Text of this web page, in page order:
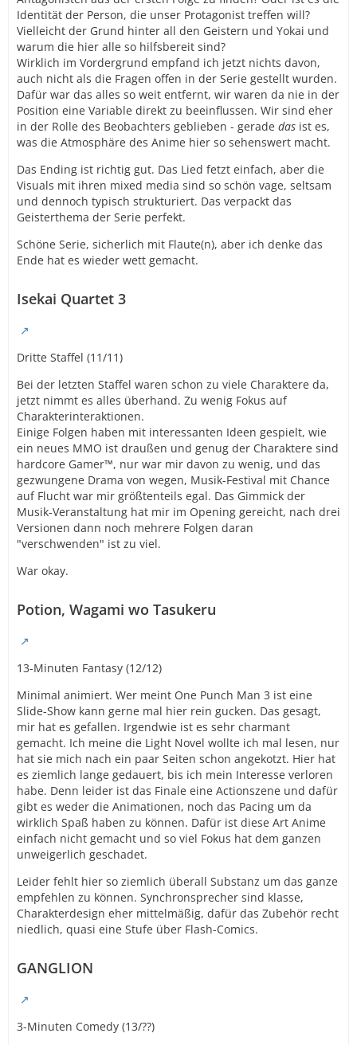
Identität der Person, die unser Protagonist treffen will?
Vielleicht der Grund hinter all den Geistern und Yokai und
warum die hier alle so hilfsbereit sind?
Wirklich im Vordergrund empfand ich jetzt nichts davon,
auch nicht als die Fragen offen in der Serie gestellt wurden.
Dafür war das alles so weit entfernt, wir waren da nie in der
Position eine Variable direkt zu beeinflussen. Wir sind eher
in der Rolle des Beobachters geblieben - gerade das ist es,
was die Atmosphäre des Anime hier so sehenswert macht.
Das Ending ist richtig gut. Das Lied fetzt einfach, aber die
Visuals mit ihren mixed media sind so schön vage, seltsam
und dennoch typisch strukturiert. Das verpackt das
Geisterthema der Serie perfekt.
Schöne Serie, sicherlich mit Flaute(n), aber ich denke das
Ende hat es wieder wett gemacht.
Isekai Quartet 3
Dritte Staffel (11/11)
Bei der letzten Staffel waren schon zu viele Charaktere da,
jetzt nimmt es alles überhand. Zu wenig Fokus auf
Charakterinteraktionen.
Einige Folgen haben mit interessanten Ideen gespielt, wie
ein neues MMO ist draußen und genug der Charaktere sind
hardcore Gamer™, nur war mir davon zu wenig, und das
gezwungene Drama von wegen, Musik-Festival mit Chance
auf Flucht war mir größtenteils egal. Das Gimmick der
Musik-Veranstaltung hat mir im Opening gereicht, nach drei
Versionen dann noch mehrere Folgen daran
"verschwenden" ist zu viel.
War okay.
Potion, Wagami wo Tasukeru
13-Minuten Fantasy (12/12)
Minimal animiert. Wer meint One Punch Man 3 ist eine
Slide-Show kann gerne mal hier rein gucken. Das gesagt,
mir hat es gefallen. Irgendwie ist es sehr charmant
gemacht. Ich meine die Light Novel wollte ich mal lesen, nur
hat sie mich nach ein paar Seiten schon angekotzt. Hier hat
es ziemlich lange gedauert, bis ich mein Interesse verloren
habe. Denn leider ist das Finale eine Actionszene und dafür
gibt es weder die Animationen, noch das Pacing um da
wirklich Spaß haben zu können. Dafür ist diese Art Anime
einfach nicht gemacht und so viel Fokus hat dem ganzen
unweigerlich geschadet.
Leider fehlt hier so ziemlich überall Substanz um das ganze
empfehlen zu können. Synchronsprecher sind klasse,
Charakterdesign eher mittelmäßig, dafür das Zubehör recht
niedlich, quasi eine Stufe über Flash-Comics.
GANGLION
3-Minuten Comedy (13/??)